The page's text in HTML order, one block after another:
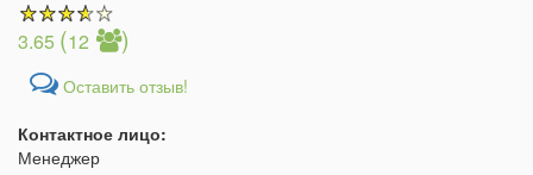
3.65 (12 )
Оставить отзыв!
Контактное лицо:
Менеджер